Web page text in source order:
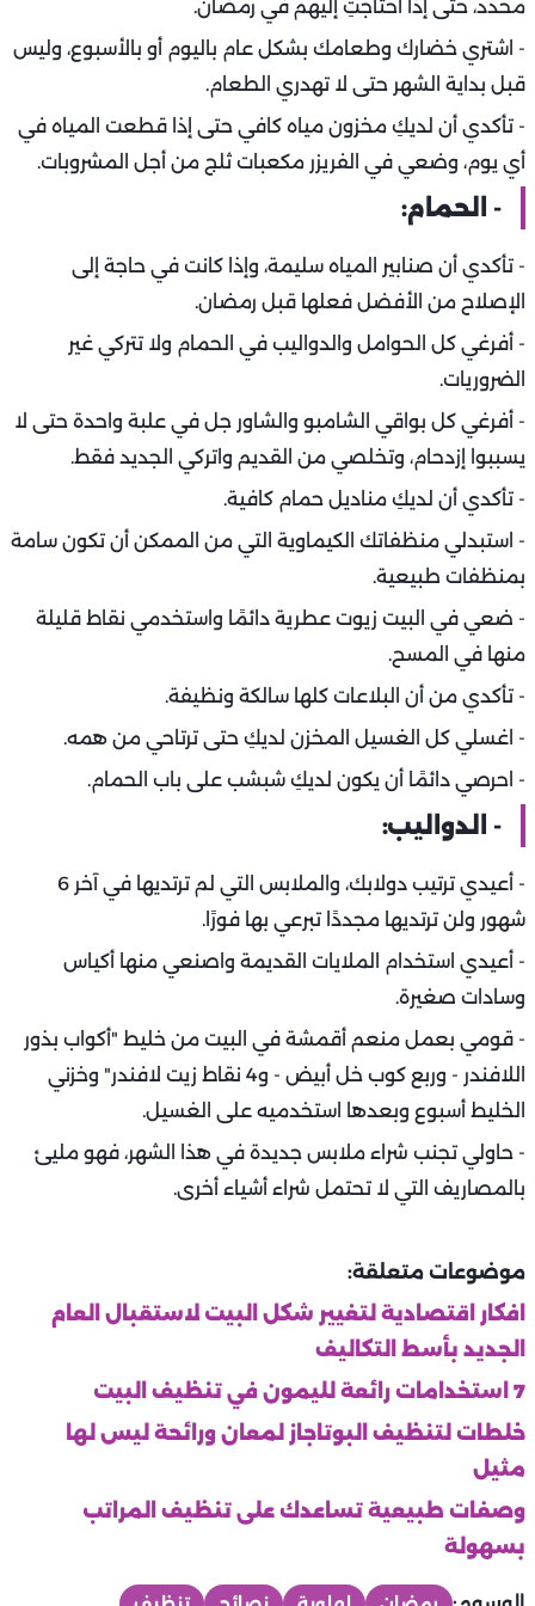
محدد، حتى إذا احتاجتِ إليهم في رمضان.
- اشتري خضارك وطعامك بشكل عام باليوم أو بالأسبوع، وليس
قبل بداية الشهر حتى لا تهدري الطعام.
- تأكدي أن لديكِ مخزون مياه كافي حتى إذا قطعت المياه في
أي يوم، وضعي في الفريزر مكعبات ثلج من أجل المشروبات.
- الحمام:
- تأكدي أن صنابير المياه سليمة، وإذا كانت في حاجة إلى
الإصلاح من الأفضل فعلها قبل رمضان.
- أفرغي كل الحوامل والدواليب في الحمام ولا تتركي غير
الضروريات.
- أفرغي كل بواقي الشامبو والشاور جل في علبة واحدة حتى لا
يسببوا إزدحام، وتخلصي من القديم واتركي الجديد فقط.
- تأكدي أن لديكِ مناديل حمام كافية.
- استبدلي منظفاتك الكيماوية التي من الممكن أن تكون سامة
بمنظفات طبيعية.
- ضعي في البيت زيوت عطرية دائمًا واستخدمي نقاط قليلة
منها في المسح.
- تأكدي من أن البلاعات كلها سالكة ونظيفة.
- اغسلي كل الغسيل المخزن لديكِ حتى ترتاحي من همه.
- احرصي دائمًا أن يكون لديكِ شبشب على باب الحمام.
- الدواليب:
- أعيدي ترتيب دولابك، والملابس التي لم ترتديها في آخر 6
شهور ولن ترتديها مجددًا تبرعي بها فورًا.
- أعيدي استخدام الملايات القديمة واصنعي منها أكياس
وسادات صغيرة.
- قومي بعمل منعم أقمشة في البيت من خليط "أكواب بذور
اللافندر - وربع كوب خل أبيض - و4 نقاط زيت لافندر" وخزني
الخليط أسبوع وبعدها استخدميه على الغسيل.
- حاولي تجنب شراء ملابس جديدة في هذا الشهر، فهو مليئ
بالمصاريف التي لا تحتمل شراء أشياء أخرى.
موضوعات متعلقة:
افكار اقتصادية لتغيير شكل البيت لاستقبال العام
الجديد بأسط التكاليف
7 استخدامات رائعة لليمون في تنظيف البيت
خلطات لتنظيف البوتاجاز لمعان ورائحة ليس لها
مثيل
وصفات طبيعية تساعدك على تنظيف المراتب
بسهولة ‏